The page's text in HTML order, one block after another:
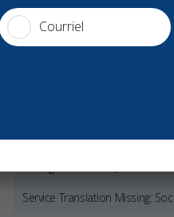
Clinique dentaire généraliste
Service Translation Missing:
Courriel